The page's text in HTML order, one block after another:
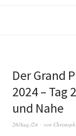
Der Grand
2024 – Tag
und Nahe
26/Aug./24 von